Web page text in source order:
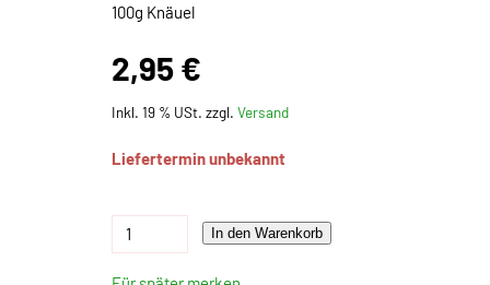
100g Knäuel
2,95 €
Inkl. 19 % USt. zzgl. Versand
Liefertermin unbekannt
In den Warenkorb